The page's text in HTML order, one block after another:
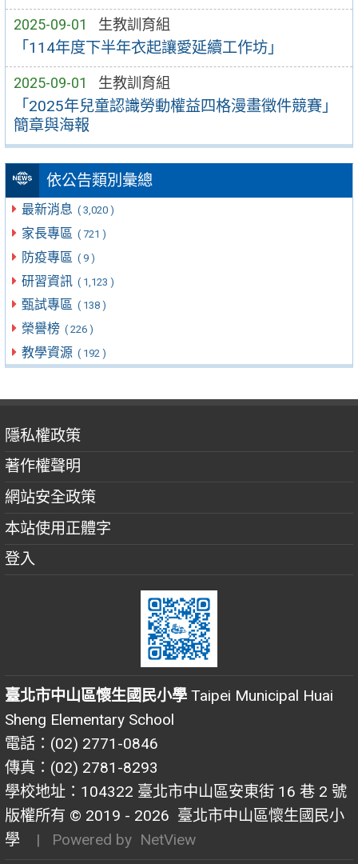
2025-09-01 生教訓育組
「114年度下半年衣起讓愛延續工作坊」
2025-09-01 生教訓育組
「2025年兒童認識勞動權益四格漫畫徵件競賽」
簡章與海報
依公告類別彙總
最新消息 ( 3,020 )
家長專區 ( 721 )
防疫專區 ( 9 )
研習資訊 ( 1,123 )
甄試專區 ( 138 )
榮譽榜 ( 226 )
教學資源 ( 192 )
隱私權政策
著作權聲明
網站安全政策
本站使用正體字
登入
臺北市中山區懷生國民小學 Taipei Municipal Huai
Sheng Elementary School
電話：(02) 2771-0846
傳真：(02) 2781-8293
學校地址：104322 臺北市中山區安東街 16 巷 2 號
版權所有 © 2019 - 2026 臺北市中山區懷生國民小
學
| Powered by NetView